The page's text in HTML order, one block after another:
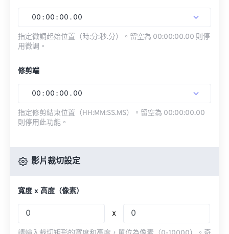
00 : 00 : 00 . 00
指定微調起始位置（時:分:秒.分）。留空為 00:00:00.00 則停
用微調。
修剪端
00 : 00 : 00 . 00
指定修剪結束位置（HH:MM:SS.MS）。留空為 00:00:00.00
則停用此功能。
影片裁切設定
寬度 x 高度（像素）
x